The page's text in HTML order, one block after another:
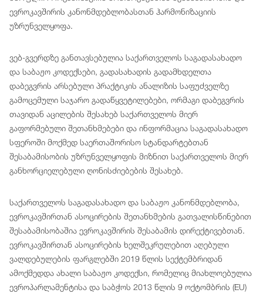
ევროკავშირის კანონმდებლობასთან ჰარმონიზაციის
უზრუნველყოფა.
ვებ-გვერდზე განთავსებულია საქართველოს საგადასახადო
და საბაჟო კოდექსები, გადასახადის გადამხდელთა
დაბეგვრის არსებული პრაქტიკის ანალიზის საფუძველზე
გამოცემული საჯარო გადაწყვეტილებები, ორმაგი დაბეგვრის
თავიდან აცილების შესახებ საქართველოს მიერ
გაფორმებული შეთანხმებები და ინფორმაცია საგადასახადო
სფეროში მოქმედ საერთაშორისო სტანდარტებთან
შესაბამისობის უზრუნველყოფის მიზნით საქართველოს მიერ
განხორციელებული ღონისძიებების შესახებ.
საქართველოს საგადასახადო და საბაჟო კანონმდებლობა,
ევროკავშირთან ასოცირების შეთანხმების გათვალისწინებით
შესაბამისობაშია ევროკავშირის შესაბამის დირექტივებთან.
ევროკავშირთან ასოცირების ხელშეკრულებით აღებული
ვალდებულების ფარგლებში 2019 წლის სექტემბრიდან
ამოქმედდა ახალი საბაჟო კოდექსი, რომელიც მიახლოებულია
ევროპარლამენტისა და საბჭოს 2013 წლის 9 ოქტომბრის (EU)